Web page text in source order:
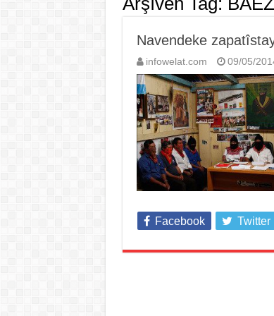
Navendeke
infowelat.com 09/05/
Facebook Twitter